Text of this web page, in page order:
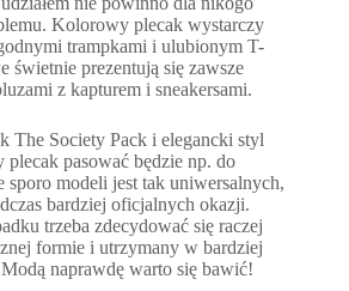
Kolorowy plecak wystarczy
trampkami i ulubionym T-
świetnie prezentują się zawsze
z kapturem i sneakersami.
The Society Pack i elegancki styl
plecak pasować będzie np. do
sporo modeli jest tak uniwersalnych,
bardziej oficjalnych okazji.
trzeba zdecydować się raczej
formie i utrzymany w bardziej
naprawdę warto się bawić!